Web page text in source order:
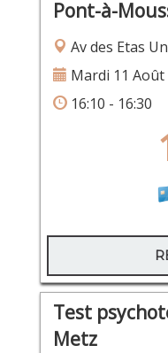
Pont-à-
Av des Etas
Mardi 11 Août
16:10 - 16:30
Test
Metz